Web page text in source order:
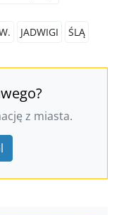
JADWIGI ŚLĄ
z miasta.